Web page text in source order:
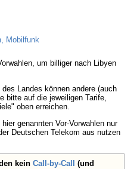
Mobilfunk
um billiger nach Libyen
Landes können andere (auch
bitte auf die jeweiligen Tarife,
oben erreichen.
genannten Vor-Vorwahlen nur
Deutschen Telekom aus nutzen
kein Call-by-Call (und